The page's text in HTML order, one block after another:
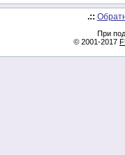
.::
При
© 2001-2017